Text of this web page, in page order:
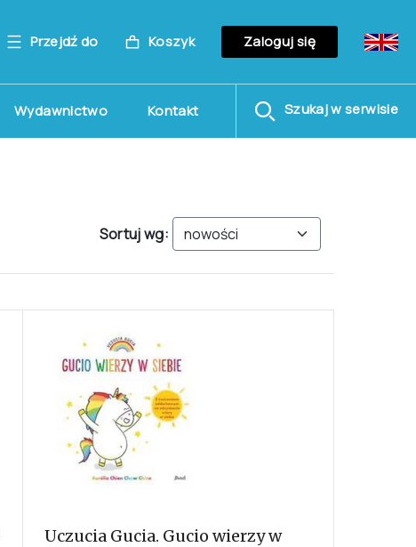
Przejdź do Koszyk Zaloguj się
Wydawnictwo Kontakt Szukaj w serwisie
Sortuj wg:
Uczucia Gucia. Gucio wierzy w